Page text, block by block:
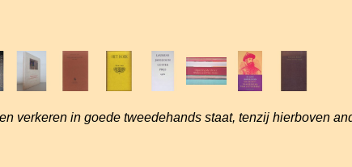
verkeren in goede tweedehands staat, tenzij hierboven